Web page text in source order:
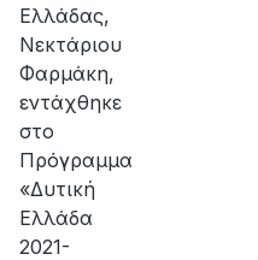
Ελλάδας,
Νεκτάριου
Φαρμάκη,
εντάχθηκε
στο
Πρόγραμμα
«Δυτική
Ελλάδα
2021-